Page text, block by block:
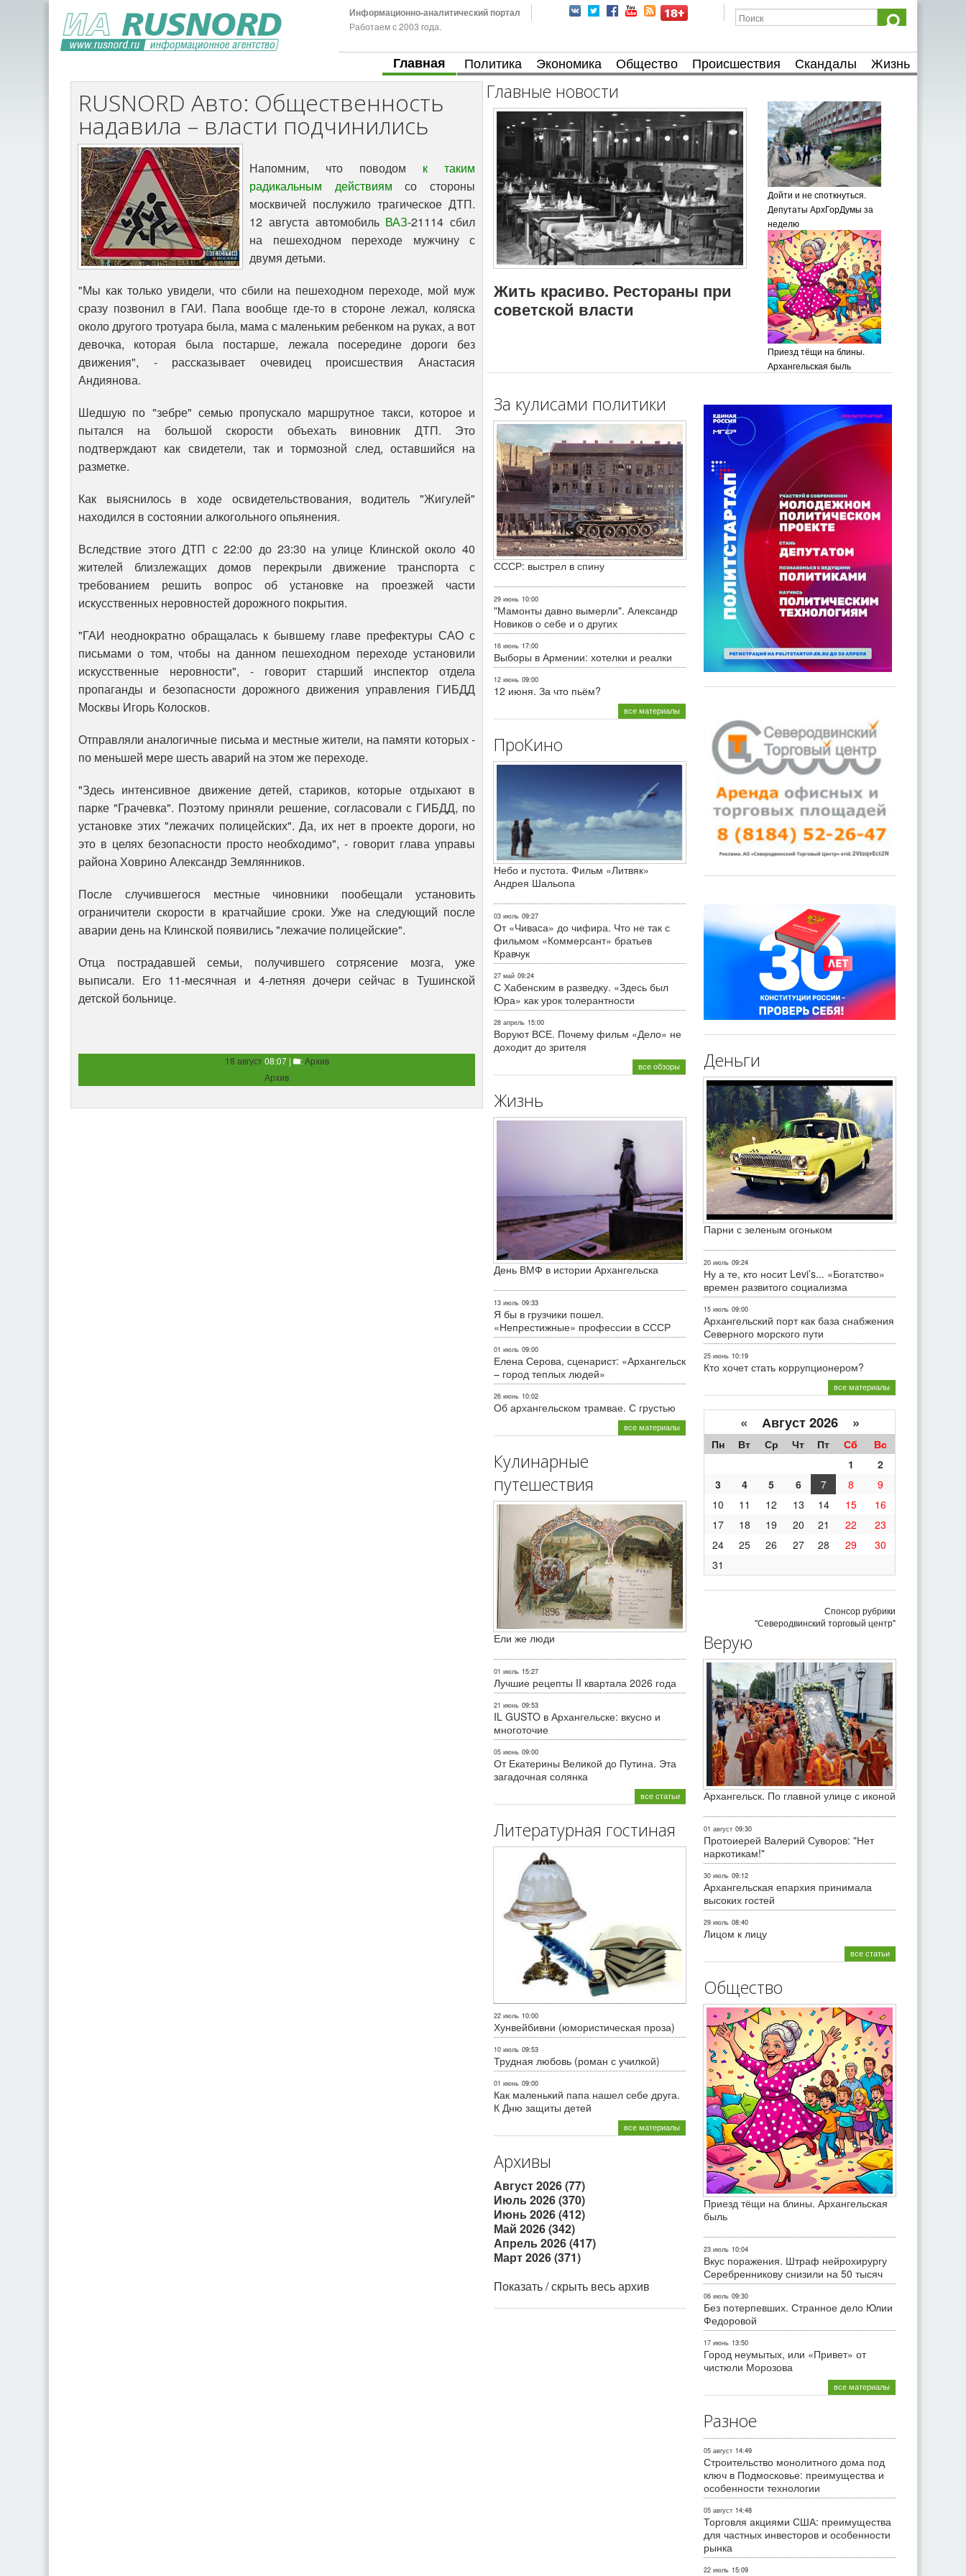
Информационно-аналитический портал
Работаем с 2003 года.
Главная Политика Экономика Общество Происшествия Скандалы Жизнь
RUSNORD Авто: Общественность
надавила – власти подчинились
Напомним, что поводом к таким
радикальным действиям со стороны
москвичей послужило трагическое ДТП.
12 августа автомобиль ВАЗ-21114 сбил
на пешеходном переходе мужчину с
двумя детьми.
"Мы как только увидели, что сбили на пешеходном переходе, мой муж
сразу позвонил в ГАИ. Папа вообще где-то в стороне лежал, коляска
около другого тротуара была, мама с маленьким ребенком на руках, а вот
девочка, которая была постарше, лежала посередине дороги без
движения", - рассказывает очевидец происшествия Анастасия
Андиянова.
Шедшую по "зебре" семью пропускало маршрутное такси, которое и
пытался на большой скорости объехать виновник ДТП. Это
подтверждают как свидетели, так и тормозной след, оставшийся на
разметке.
Как выяснилось в ходе освидетельствования, водитель "Жигулей"
находился в состоянии алкогольного опьянения.
Вследствие этого ДТП с 22:00 до 23:30 на улице Клинской около 40
жителей близлежащих домов перекрыли движение транспорта с
требованием решить вопрос об установке на проезжей части
искусственных неровностей дорожного покрытия.
"ГАИ неоднократно обращалась к бывшему главе префектуры САО с
письмами о том, чтобы на данном пешеходном переходе установили
искусственные неровности", - говорит старший инспектор отдела
пропаганды и безопасности дорожного движения управления ГИБДД
Москвы Игорь Колосков.
Отправляли аналогичные письма и местные жители, на памяти которых -
по меньшей мере шесть аварий на этом же переходе.
"Здесь интенсивное движение детей, стариков, которые отдыхают в
парке "Грачевка". Поэтому приняли решение, согласовали с ГИБДД, по
установке этих "лежачих полицейских". Да, их нет в проекте дороги, но
это в целях безопасности просто необходимо", - говорит глава управы
района Ховрино Александр Землянников.
После случившегося местные чиновники пообещали установить
ограничители скорости в кратчайшие сроки. Уже на следующий после
аварии день на Клинской появились "лежачие полицейские".
Отца пострадавшей семьи, получившего сотрясение мозга, уже
выписали. Его 11-месячная и 4-летняя дочери сейчас в Тушинской
детской больнице.
18 август08:07 | :Архив
Архив
Главные новости
Жить красиво. Рестораны при
советской власти
Дойти и не споткнуться.
Депутаты АрхГорДумы за
неделю
Приезд тёщи на блины.
Архангельская быль
За кулисами политики
СССР: выстрел в спину
29 июнь 10:00
"Мамонты давно вымерли". Александр
Новиков о себе и о других
16 июнь 17:00
Выборы в Армении: хотелки и реалки
12 июнь 09:00
12 июня. За что пьём?
все материалы
ПроКино
Небо и пустота. Фильм «Литвяк»
Андрея Шальопа
03 июль 09:27
От «Чиваса» до чифира. Что не так с
фильмом «Коммерсант» братьев
Кравчук
27 май 09:24
С Хабенским в разведку. «Здесь был
Юра» как урок толерантности
28 апрель 15:00
Воруют ВСЕ. Почему фильм «Дело» не
доходит до зрителя
все обзоры
Жизнь
День ВМФ в истории Архангельска
13 июль 09:33
Я бы в грузчики пошел.
«Непрестижные» профессии в СССР
01 июль 09:00
Елена Серова, сценарист: «Архангельск
– город теплых людей»
26 июнь 10:02
Об архангельском трамвае. С грустью
все материалы
Кулинарные
путешествия
Ели же люди
01 июль 15:27
Лучшие рецепты II квартала 2026 года
21 июнь 09:53
IL GUSTO в Архангельске: вкусно и
многоточие
05 июнь 09:00
От Екатерины Великой до Путина. Эта
загадочная солянка
все статьи
Литературная гостиная
22 июль 10:00
Хунвейбивни (юмористическая проза)
10 июль 09:53
Трудная любовь (роман с училкой)
01 июнь 09:00
Как маленький папа нашел себе друга.
К Дню защиты детей
все материалы
Архивы
Август 2026 (77)
Июль 2026 (370)
Июнь 2026 (412)
Май 2026 (342)
Апрель 2026 (417)
Март 2026 (371)
Показать / скрыть весь архив
Деньги
Парни с зеленым огоньком
20 июль 09:24
Ну а те, кто носит Levi’s... «Богатство»
времен развитого социализма
15 июль 09:00
Архангельский порт как база снабжения
Северного морского пути
25 июнь 10:19
Кто хочет стать коррупционером?
все материалы
« Август 2026 »
Пн Вт Ср Чт Пт Сб
Вс
1
2
3
4 5 6 7 8
9
10
11 12 13 14 15
16
17
18 19 20 21 22
23
24
25 26 27 28 29
30
31
Спонсор рубрики
"Северодвинский торговый центр"
Верую
Архангельск. По главной улице с иконой
01 август 09:30
Протоиерей Валерий Суворов: "Нет
наркотикам!"
30 июль 09:12
Архангельская епархия принимала
высоких гостей
29 июль 08:40
Лицом к лицу
все статьи
Общество
Приезд тёщи на блины. Архангельская
быль
23 июль 10:04
Вкус поражения. Штраф нейрохирургу
Серебренникову снизили на 50 тысяч
06 июль 09:30
Без потерпевших. Странное дело Юлии
Федоровой
17 июнь 13:50
Город неумытых, или «Привет» от
чистюли Морозова
все материалы
Разное
05 август 14:49
Строительство монолитного дома под
ключ в Подмосковье: преимущества и
особенности технологии
05 август 14:48
Торговля акциями США: преимущества
для частных инвесторов и особенности
рынка
22 июль 15:09